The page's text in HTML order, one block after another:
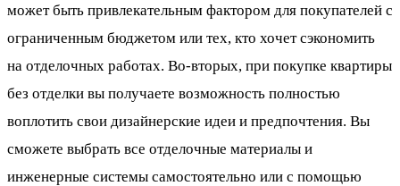
может быть привлекательным фактором для покупателей с
ограниченным бюджетом или тех, кто хочет сэкономить
на отделочных работах. Во-вторых, при покупке квартиры
без отделки вы получаете возможность полностью
воплотить свои дизайнерские идеи и предпочтения. Вы
сможете выбрать все отделочные материалы и
инженерные системы самостоятельно или с помощью